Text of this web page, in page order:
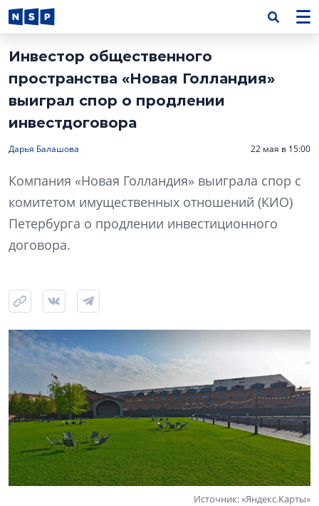
Инвестор общественного
пространства «Новая Голландия»
выиграл спор о продлении
инвестдоговора
Дарья Балашова 22 мая в 15:00
Компания «Новая Голландия» выиграла спор с
комитетом имущественных отношений (КИО)
Петербурга о продлении инвестиционного
договора.
Источник: «Яндекс.Карты»